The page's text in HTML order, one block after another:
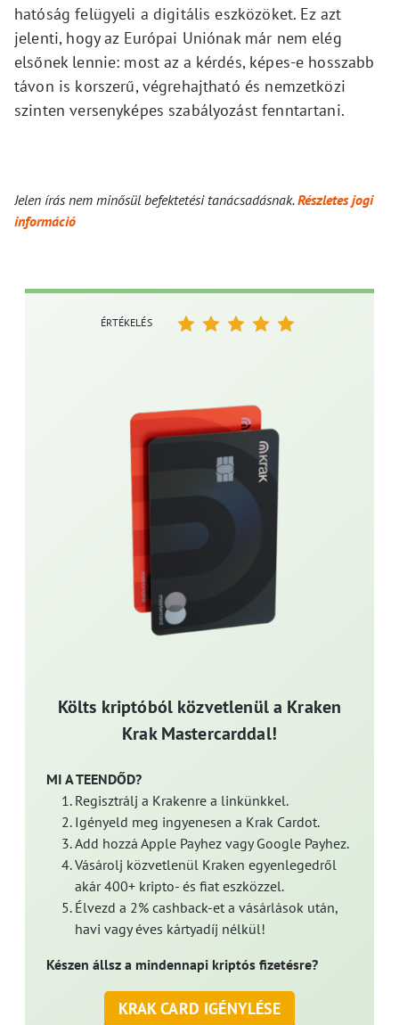
hatóság felügyeli a digitális eszközöket. Ez azt
jelenti, hogy az Európai Uniónak már nem elég
elsőnek lennie: most az a kérdés, képes-e hosszabb
távon is korszerű, végrehajtható és nemzetközi
szinten versenyképes szabályozást fenntartani.
Jelen írás nem minősül befektetési tanácsadásnak.Részletes jogi
információ
Költs kriptóból közvetlenül a Kraken
Krak Mastercarddal!
MI A TEENDŐD?
Regisztrálj a Krakenre a linkünkkel.
Igényeld meg ingyenesen a Krak Cardot.
Add hozzá Apple Payhez vagy Google Payhez.
Vásárolj közvetlenül Kraken egyenlegedről
akár 400+ kripto- és fiat eszközzel.
Élvezd a 2% cashback-et a vásárlások után,
havi vagy éves kártyadíj nélkül!
Készen állsz a mindennapi kriptós fizetésre?
KRAK CARD IGÉNYLÉSE
ÉRTÉKELÉS